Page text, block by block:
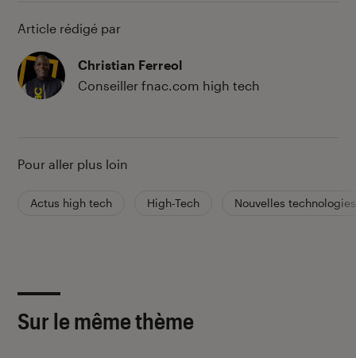
Article rédigé par
Christian Ferreol
Conseiller fnac.com high tech
Pour aller plus loin
Actus high tech High-Tech Nouvelles technologies
Sur le même thème